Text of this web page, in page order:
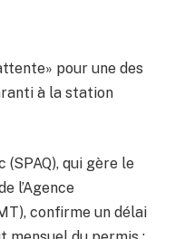
pour une des
à la station
(SPAQ), qui gère le
l’Agence
confirme un délai